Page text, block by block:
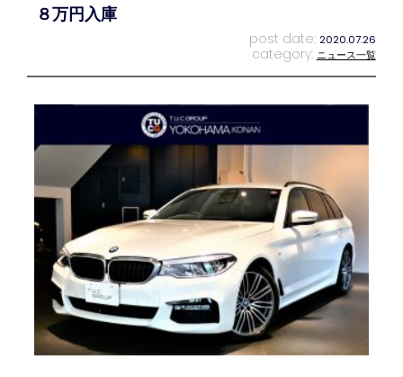
８万円入庫
post date: 2020.07.26
category: ニュース一覧